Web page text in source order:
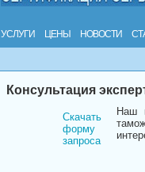
УСЛУГИ ЦЕНЫ НОВОСТИ
Консультация
Скачать
форму
запроса
Наш